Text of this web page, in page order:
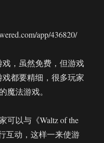
app/436820/
，虽然免费，但游戏
都要精细，很多玩家
魔法游戏。
可以与《Waltz of the
互动，这样一来使游